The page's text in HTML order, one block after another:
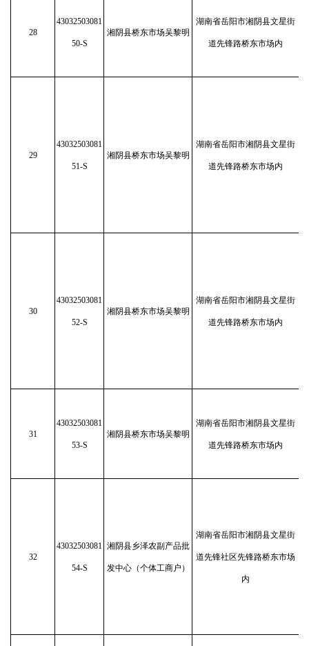
28
43032503081
50-S
湘阴县桥东市场吴黎明
湖南省岳阳市湘阴县文星街
道先锋路桥东市场内
29
43032503081
51-S
湘阴县桥东市场吴黎明
湖南省岳阳市湘阴县文星街
道先锋路桥东市场内
30
43032503081
52-S
湘阴县桥东市场吴黎明
湖南省岳阳市湘阴县文星街
道先锋路桥东市场内
31
43032503081
53-S
湘阴县桥东市场吴黎明
湖南省岳阳市湘阴县文星街
道先锋路桥东市场内
32
43032503081
54-S
湘阴县乡泽农副产品批
发中心（个体工商户）
湖南省岳阳市湘阴县文星街
道先锋社区先锋路桥东市场
内